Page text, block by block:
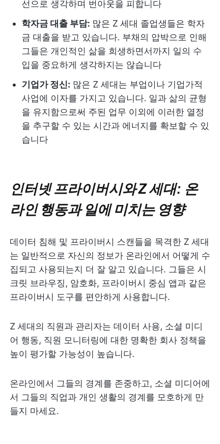
선으로 생각하며 번아웃을 피합니다
학자금 대출 부담: 많은 Z 세대 졸업생들은 학자
금 대출을 받고 있습니다. 부채의 압박으로 인해
그들은 개인적인 삶을 희생하면서까지 일의 수
입을 중요하게 생각하지는 않습니다
기업가 정신: 많은 Z 세대는 부업이나 기업가적
사업에 이자를 가지고 있습니다. 일과 삶의 균형
을 유지함으로써 주된 업무 이외에 이러한 열정
을 추구할 수 있는 시간과 에너지를 확보할 수 있
습니다
인터넷 프라이버시와 Z 세대: 온
라인 행동과 일에 미치는 영향
데이터 침해 및 프라이버시 스캔들을 목격한 Z 세대
는 일반적으로 자신의 정보가 온라인에서 어떻게 수
집되고 사용되는지 더 잘 알고 있습니다. 그들은 시
크릿 브라우징, 암호화, 프라이버시 중심 앱과 같은
프라이버시 도구를 편안하게 사용합니다.
Z 세대의 직원과 관리자는 데이터 사용, 소셜 미디
어 행동, 직원 모니터링에 대한 명확한 회사 정책을
높이 평가할 가능성이 높습니다.
온라인에서 그들의 경계를 존중하고, 소셜 미디어에
서 그들의 직업과 개인 생활의 경계를 모호하게 만
들지 마세요.